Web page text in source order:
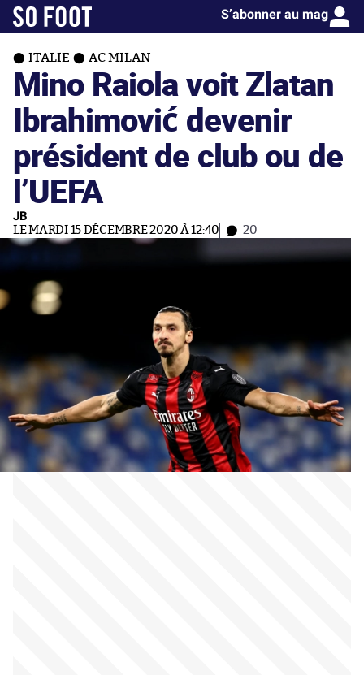
S’abonner au mag
ITALIE AC MILAN
Mino Raiola voit Zlatan
Ibrahimović devenir
président de club ou de
l’UEFA
JB
LE MARDI 15 DÉCEMBRE 2020 À 12:40 20